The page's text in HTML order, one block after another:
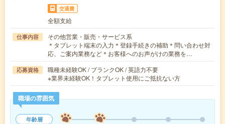
交通費
全額支給
仕事内容
その他営業・販売・サービス系
＊タブレット端末の入力＊登録手続きの補助＊問い合わせ対
応、ご案内業務など＊お客様へのお声がけの業務を…
応募資格
職種未経験OK / ブランクOK / 英語力不要
※業界未経験OK！タブレット使用にご抵抗ない方
職場の雰囲気
年齢層